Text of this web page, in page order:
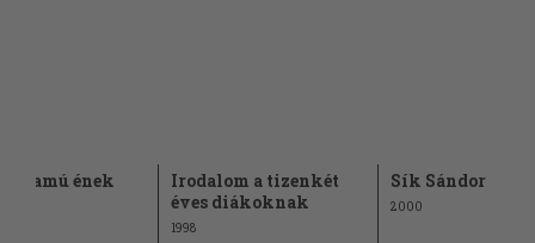
ének
Irodalom a tizenkét
éves diákoknak
1998
Sík Sándor
2000